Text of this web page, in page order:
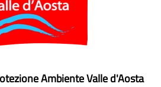
Ambiente Valle d'Aosta